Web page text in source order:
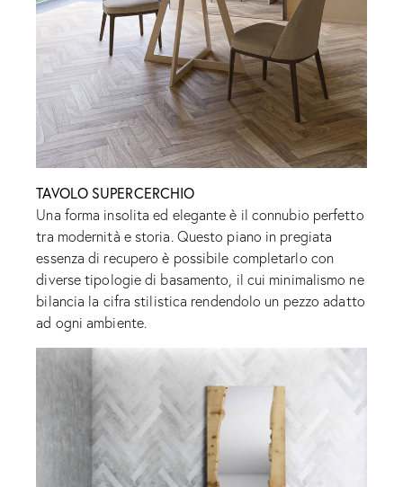
TAVOLO SUPERCERCHIO
Una forma insolita ed elegante è il connubio perfetto
tra modernità e storia. Questo piano in pregiata
essenza di recupero è possibile completarlo con
diverse tipologie di basamento, il cui minimalismo ne
bilancia la cifra stilistica rendendolo un pezzo adatto
ad ogni ambiente.